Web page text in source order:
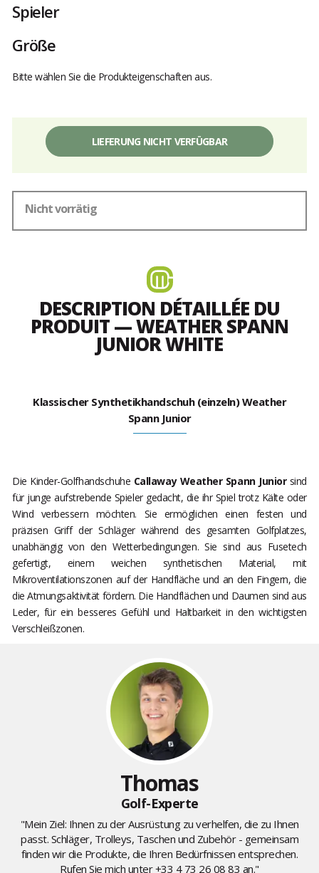
Spieler
Größe
Bitte wählen Sie die Produkteigenschaften aus.
LIEFERUNG NICHT VERFÜGBAR
Nicht vorrätig
DESCRIPTION DÉTAILLÉE DU
PRODUIT — WEATHER SPANN
JUNIOR WHITE
Klassischer Synthetikhandschuh (einzeln) Weather
Spann Junior
Die Kinder-Golfhandschuhe Callaway Weather Spann Juniorsind
für junge aufstrebende Spieler gedacht, die ihr Spiel trotz Kälte oder
Wind verbessern möchten. Sie ermöglichen einen festen und
präzisen Griff der Schläger während des gesamten Golfplatzes,
unabhängig von den Wetterbedingungen. Sie sind aus Fusetech
gefertigt, einem weichen synthetischen Material, mit
Mikroventilationszonen auf der Handfläche und an den Fingern, die
die Atmungsaktivität fördern. Die Handflächen und Daumen sind aus
Leder, für ein besseres Gefühl und Haltbarkeit in den wichtigsten
Verschleißzonen.
Thomas
Golf-Experte
"Mein Ziel: Ihnen zu der Ausrüstung zu verhelfen, die zu Ihnen
passt. Schläger, Trolleys, Taschen und Zubehör - gemeinsam
finden wir die Produkte, die Ihren Bedürfnissen entsprechen.
Rufen Sie mich unter+33 4 73 26 08 83 an."